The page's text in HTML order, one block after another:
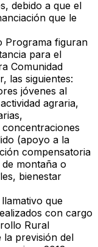
debido a que el
que le
Programa figuran
para el
Comunidad
las siguientes:
jóvenes al
agraria,
(apoyo a la
compensatoria
montaña o
bienestar
que
con cargo
Rural
la previsión del